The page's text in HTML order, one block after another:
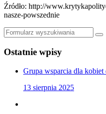
Źródło: http://
nasze-powszednie
Ostatnie wpisy
Grupa wsparcia dla
13 sierpnia 2025